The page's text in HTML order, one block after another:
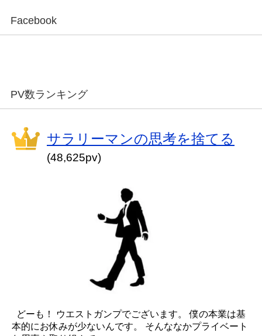
Facebook
PV数ランキング
サラリーマンの思考を捨てる
(48,625pv)
どーも！ ウエストガンプでございます。 僕の本業は基
本的にお休みが少ないんです。 そんななかプライベート